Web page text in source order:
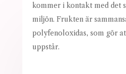
kommer i kontakt med det
miljön. Frukten är
polyfenoloxidas, som gör
uppstår.